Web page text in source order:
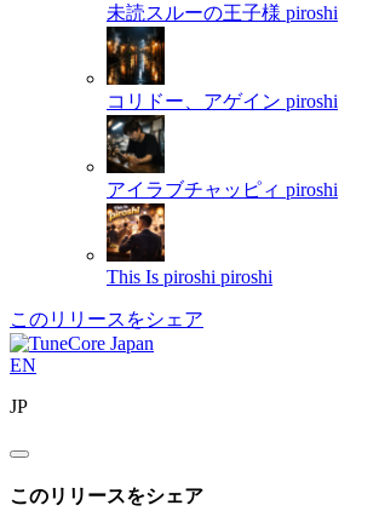
未読スルーの王子様 piroshi
コリドー、アゲイン piroshi
アイラブチャッピィ piroshi
This Is piroshi piroshi
このリリースをシェア
EN
JP
このリリースをシェア